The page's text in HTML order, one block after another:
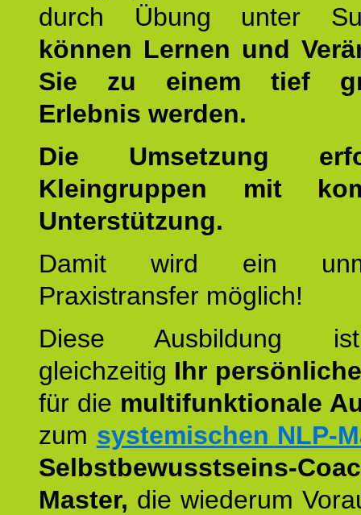
durch Übung unter
können Lernen und
Sie zu einem tief
Erlebnis werden.
Die Umsetzung
Kleingruppen mit
Unterstützung.
Damit wird ein
Praxistransfer möglich!
Diese Ausbildung
gleichzeitig Ihr
für die multifunktionale
zum systemischen NLP-
Selbstbewusstseins-
Master, die wiederum